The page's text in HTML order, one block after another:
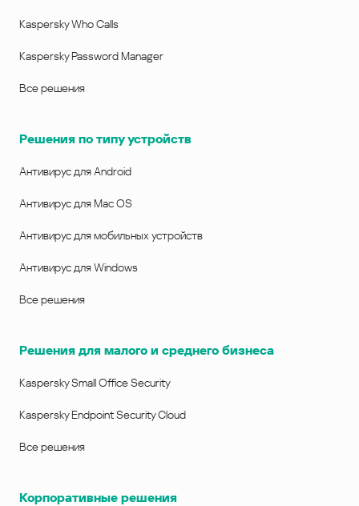
Kaspersky Who Calls
Kaspersky Password Manager
Все решения
Решения по типу устройств
Антивирус для Android
Антивирус для Mac OS
Антивирус для мобильных устройств
Антивирус для Windows
Все решения
Решения для малого и среднего бизнеса
Kaspersky Small Office Security
Kaspersky Endpoint Security Cloud
Все решения
Корпоративные решения